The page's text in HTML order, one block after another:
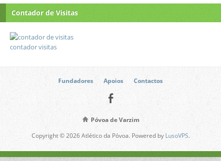
Contador de Visitas
contador visitas
Fundadores Apoios Contactos
Póvoa de Varzim
Copyright © 2026 Atlético da Póvoa. Powered byLusoVPS.